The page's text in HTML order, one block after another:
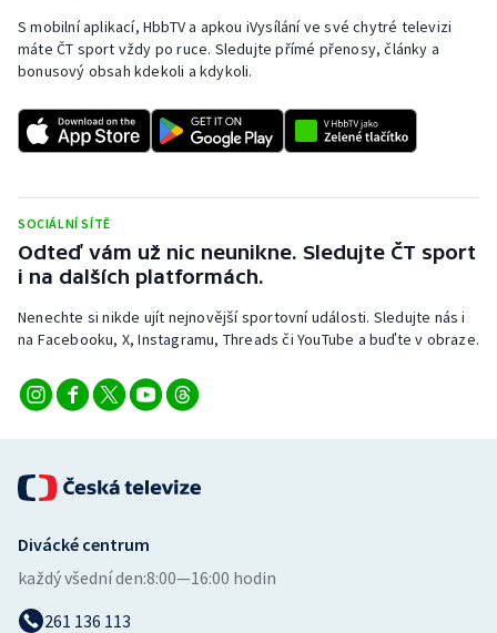
Rychlostní kanoistika
Short track
Sportovní střelba
Triatlon
Veslování
Vodní slalom
Volejbal
Ostatní
S mobilní aplikací, HbbTV a apkou iVysílání ve své chytré televizi
máte ČT sport vždy po ruce. Sledujte přímé přenosy, články a
bonusový obsah kdekoli a kdykoli.
SOCIÁLNÍ SÍTĚ
Odteď vám už nic neunikne. Sledujte ČT sport
i na dalších platformách.
Nenechte si nikde ujít nejnovější sportovní události. Sledujte nás i
na Facebooku, X, Instagramu, Threads či YouTube a buďte v obraze.
Divácké centrum
každý všední den:8:00—16:00 hodin
261 136 113